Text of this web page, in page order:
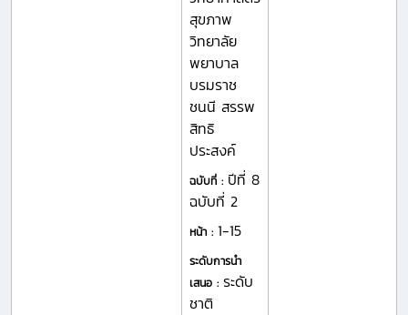
สุขภาพ
วิทยาลัย
พยาบาล
บรมราช
ชนนี สรรพ
สิทธิ
ประสงค์
ฉบับที่ : ปีที่ 8
ฉบับที่ 2
หน้า : 1-15
ระดับการนำ
เสนอ : ระดับ
ชาติ